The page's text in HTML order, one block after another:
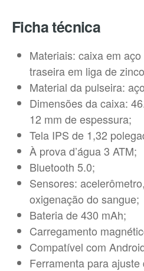
Ficha técnica
Materiais: caixa em
traseira em liga de
Material da pulseira:
Dimensões da caixa:
12 mm de espessura;
Tela IPS de 1,32
À prova d’água 3 ATM;
Bluetooth 5.0;
Sensores:
oxigenação do sangue;
Bateria de 430 mAh;
Carregamento
Compatível com
Ferramenta para